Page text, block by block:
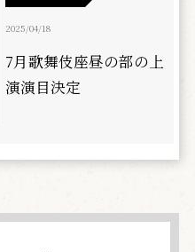
2025/04/18
7月歌舞伎座昼の部の上
演演目決定